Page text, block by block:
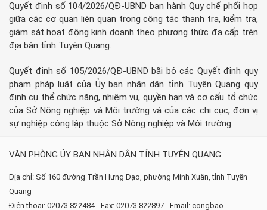
Quyết định số 104/2026/QĐ-UBND ban hành Quy chế phối hợp
giữa các cơ quan liên quan trong công tác thanh tra, kiểm tra,
giám sát hoạt động kinh doanh theo phương thức đa cấp trên
địa bàn tỉnh Tuyên Quang.
Quyết định số 105/2026/QĐ-UBND bãi bỏ các Quyết định quy
phạm pháp luật của Ủy ban nhân dân tỉnh Tuyên Quang quy
định cụ thể chức năng, nhiệm vụ, quyền hạn và cơ cấu tổ chức
của Sở Nông nghiệp và Môi trường và của các chi cục, đơn vị
sự nghiệp công lập thuộc Sở Nông nghiệp và Môi trường.
VĂN PHÒNG ỦY BAN NHÂN DÂN TỈNH TUYÊN QUANG
Địa chỉ: Số 160 đường Trần Hưng Đạo, phường Minh Xuân, tỉnh Tuyên
Quang
Điện thoại: 02073.822484 - Fax: 02073.822897 - Email: congbao-